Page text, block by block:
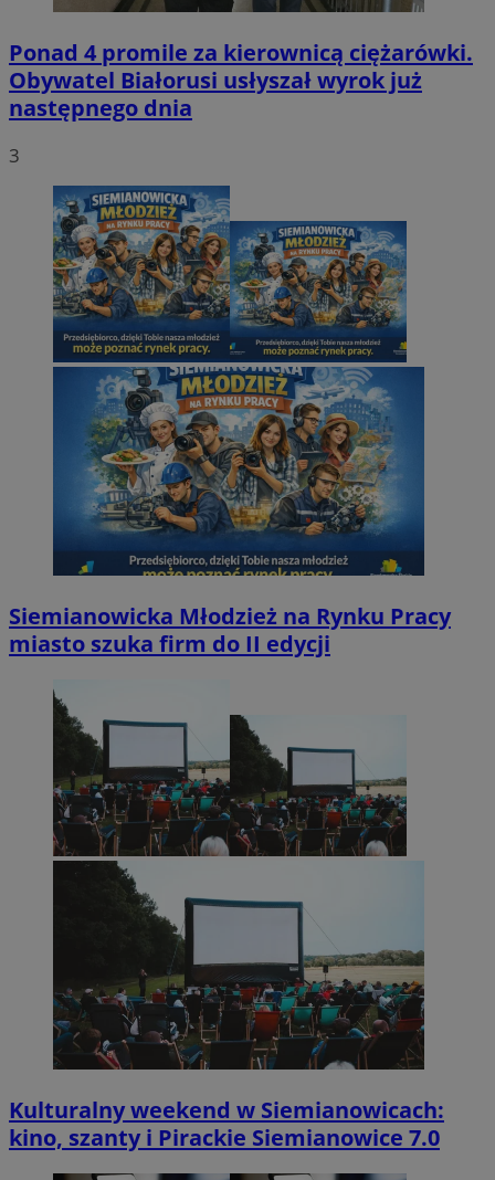
Ponad 4 promile za kierownicą ciężarówki.
Obywatel Białorusi usłyszał wyrok już
następnego dnia
3
Siemianowicka Młodzież na Rynku Pracy
miasto szuka firm do II edycji
Kulturalny weekend w Siemianowicach:
kino, szanty i Pirackie Siemianowice 7.0